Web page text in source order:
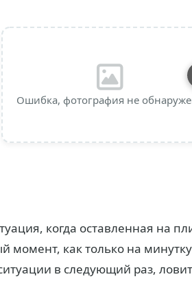
Ошибка, фотография не
когда оставленная на
момент, как только на
в следующий раз,